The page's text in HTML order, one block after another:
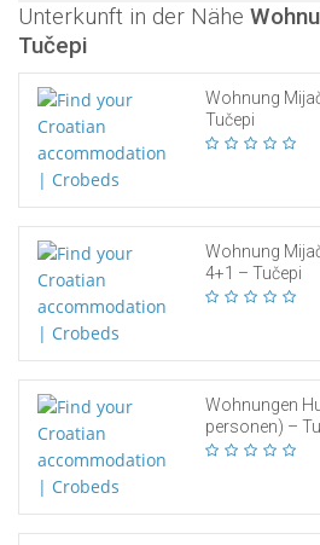
Unterkunft in der Nähe
Tučepi
Wohnung
Tučepi
Wohnung
4+1 – Tučepi
Wohnungen
personen) –